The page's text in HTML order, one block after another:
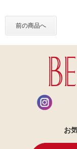
前の商品へ
お